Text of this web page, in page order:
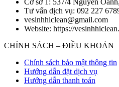
Tư vấn dịch vụ: 092 227
vesinhhiclean@gmail.com
Website: https://
CHÍNH SÁCH – ĐIỀU KHOẢN
Chính sách bảo mật thông tin
Hướng dẫn đặt dịch vụ
Hướng dẫn thanh toán